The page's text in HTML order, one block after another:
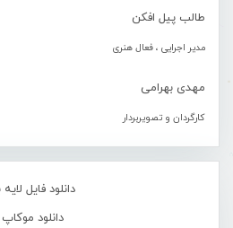
طالب پیل افکن
مدیر اجرایی ، فعال هنری
مهدی بهرامی
کارگردان و تصویربردار
دانلود فایل لایه
دانلود موکاپ